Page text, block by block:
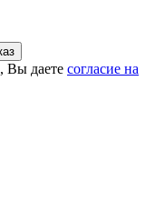
Вы даете согласие на